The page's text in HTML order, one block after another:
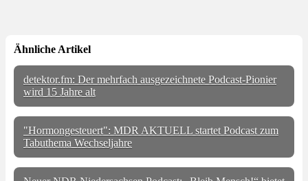
Ähnliche Artikel
detektor.fm: Der mehrfach ausgezeichnete Podcast-Pionier
wird 15 Jahre alt
"Hormongesteuert": MDR AKTUELL startet Podcast zum
Tabuthema Wechseljahre